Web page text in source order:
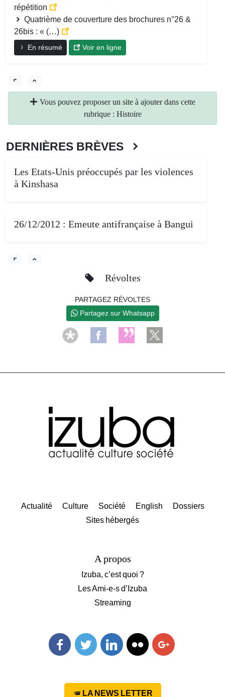
répétition
Quatrième de couverture des brochures n°26 &
26bis : « (…)
En résumé Voir en ligne
Vous pouvez proposer un site à ajouter dans cette
rubrique : Histoire
DERNIÈRES BRÈVES
Les Etats-Unis préoccupés par les violences
à Kinshasa
26/12/2012 : Emeute antifrançaise à Bangui
Révoltes
PARTAGEZ RÉVOLTES
Partagez sur Whatsapp
Actualité Culture Société English
Dossiers
Sites hébergés
A propos
Izuba, c’est quoi ?
Les Ami-e-s d’Izuba
Streaming
LA NEWS LETTER